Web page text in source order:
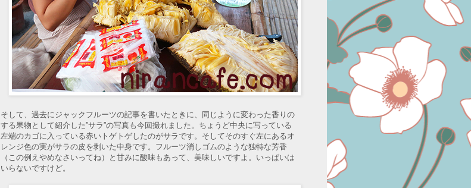
そして、過去にジャックフルーツの記事を書いたときに、同じように変わった香りの
する果物として紹介した”サラ”の写真も今回撮れました。ちょうど中央に写っている
左端のカゴに入っている赤いトゲトゲしたのがサラです。そしてそのすぐ左にあるオ
レンジ色の実がサラの皮を剥いた中身です。フルーツ消しゴムのような独特な芳香
（この例えやめなさいってね）と甘みに酸味もあって、美味しいですよ。いっぱいは
いらないですけど。